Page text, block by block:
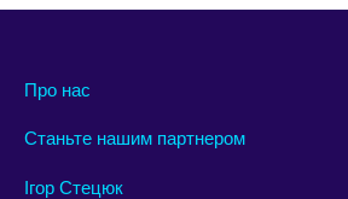
Про нас
Станьте нашим партнером
Ігор Стецюк